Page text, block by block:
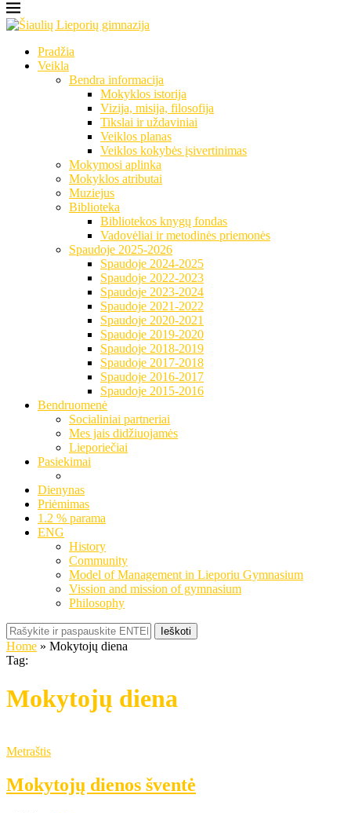
Pradžia
Veikla
Bendra informacija
Mokyklos istorija
Vizija, misija, filosofija
Tikslai ir uždaviniai
Veiklos planas
Veiklos kokybės įsivertinimas
Mokymosi aplinka
Mokyklos atributai
Muziejus
Biblioteka
Bibliotekos knygų fondas
Vadovėliai ir metodinės priemonės
Spaudoje 2025-2026
Spaudoje 2024-2025
Spaudoje 2022-2023
Spaudoje 2023-2024
Spaudoje 2021-2022
Spaudoje 2020-2021
Spaudoje 2019-2020
Spaudoje 2018-2019
Spaudoje 2017-2018
Spaudoje 2016-2017
Spaudoje 2015-2016
Bendruomenė
Socialiniai partneriai
Mes jais didžiuojamės
Lieporiečiai
Pasiekimai
Dienynas
Priėmimas
1.2 % parama
ENG
History
Community
Model of Management in Lieporiu Gymnasium
Vission and mission of gymnasium
Philosophy
Ieškoti
Home » Mokytojų diena
Tag:
Mokytojų diena
Metraštis
Mokytojų dienos šventė